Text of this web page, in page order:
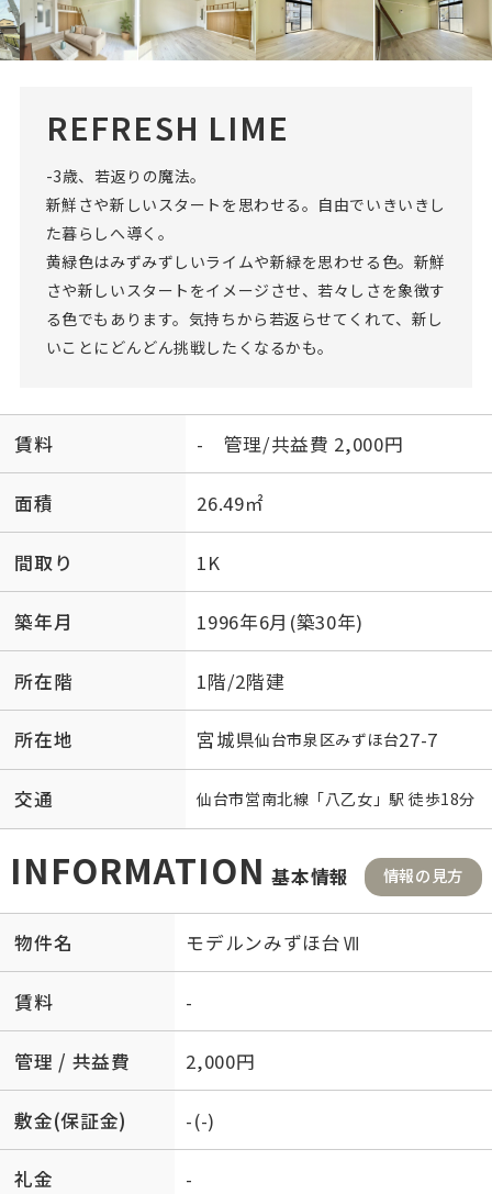
REFRESH LIME
-3歳、若返りの魔法。
新鮮さや新しいスタートを思わせる。自由でいきいきし
た暮らしへ導く。
黄緑色はみずみずしいライムや新緑を思わせる色。新鮮
さや新しいスタートをイメージさせ、若々しさを象徴す
る色でもあります。気持ちから若返らせてくれて、新し
いことにどんどん挑戦したくなるかも。
賃料 - 管理/共益費 2,000円
面積 26.49㎡
間取り 1K
築年月 1996年6月(築30年)
所在階 1階/2階建
所在地 宮城県仙台市泉区みずほ台27-7
交通 仙台市営南北線 「八乙女 」駅 徒歩18分
INFORMATION 基本情報 情報の見方
物件名 モデルンみずほ台Ⅶ
賃料 -
管理 / 共益費 2,000円
敷金(保証金) -(-)
礼金 -